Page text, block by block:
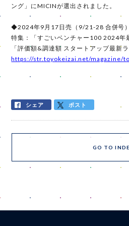
ング」にMICINが選出されました。
◆2024年9月17日売（9/21-28 合併号
特集：「すごいベンチャー100 2024年
「評価額&調達額 スタートアップ最新ラ
https://str.toyokeizai.net/magazine/
シェア ポスト
GO TO